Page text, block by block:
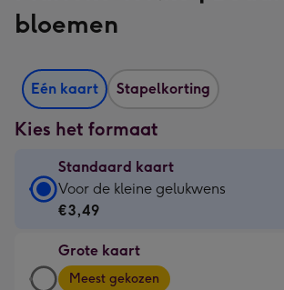
bloemen
Eén kaart Stapelkorting
Kies het formaat
Standaard kaart
Standaard
kaart
€3,49
-
Voor de kleine gelukwens
€3,49
Grote kaart
Grote
Meest gekozen